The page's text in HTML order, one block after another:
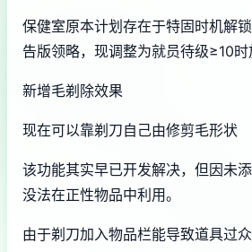
保健室原本计划存在于特固时机解
告版领略，现调整为就员待级≥10时
新增毛剃除效果
现在可以靠剃刀自己由修剪毛形状
该功能其实早已开发解决，但因未
没法在正性物品中利用。
由于剃刀加入物品栏能导致道具过